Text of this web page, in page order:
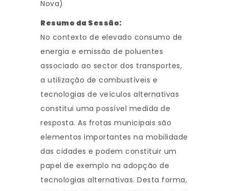
Nova)
Resumo da Sessão:
No contexto de elevado consumo de
energia e emissão de poluentes
associado ao sector dos transportes,
a utilização de combustíveis e
tecnologias de veículos alternativas
constitui uma possível medida de
resposta. As frotas municipais são
elementos importantes na mobilidade
das cidades e podem constituir um
papel de exemplo na adopção de
tecnologias alternativas. Desta forma,